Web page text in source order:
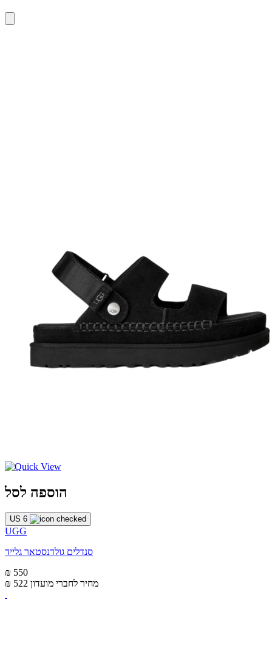
הוספה לסל
US 6
UGG
סנדלים גולדנסטאר גלייד
₪ 550
₪ 522 מחיר לחברי מועדון